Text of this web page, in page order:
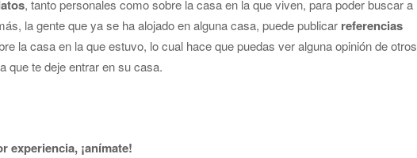
, tanto personales como sobre la casa en la que viven, para poder buscar a
la gente que ya se ha alojado en alguna casa, puede publicar referencias
la casa en la que estuvo, lo cual hace que puedas ver alguna opinión de otros
que te deje entrar en su casa.
experiencia, ¡anímate!